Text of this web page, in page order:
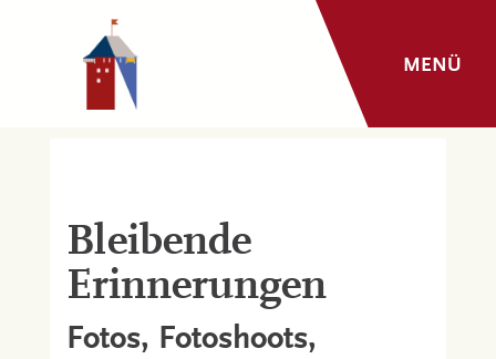
MENÜ
Bleibende
Erinnerungen
Fotos, Fotoshoots,